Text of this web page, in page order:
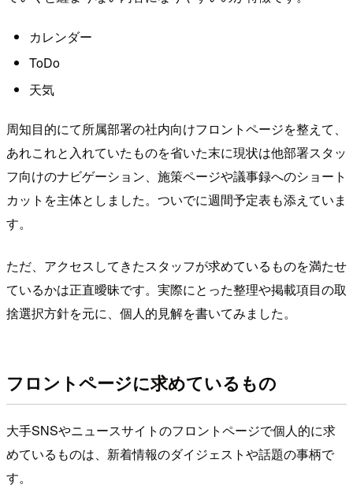
カレンダー
ToDo
天気
周知目的にて所属部署の社内向けフロントページを整えて、
あれこれと入れていたものを省いた末に現状は他部署スタッ
フ向けのナビゲーション、施策ページや議事録へのショート
カットを主体としました。ついでに週間予定表も添えていま
す。
ただ、アクセスしてきたスタッフが求めているものを満たせ
ているかは正直曖昧です。実際にとった整理や掲載項目の取
捨選択方針を元に、個人的見解を書いてみました。
フロントページに求めているもの
大手SNSやニュースサイトのフロントページで個人的に求
めているものは、新着情報のダイジェストや話題の事柄で
す。